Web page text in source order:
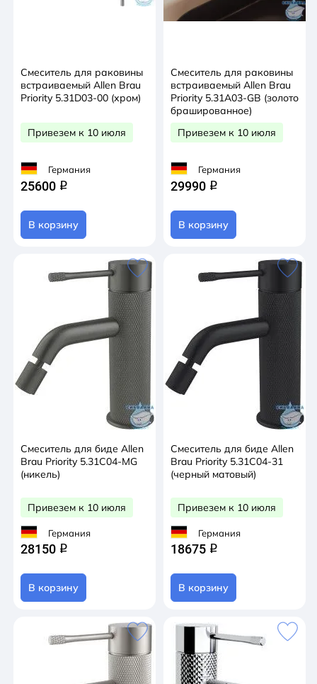
Смеситель для раковины
встраиваемый Allen Brau
Priority 5.31D03-00 (хром)
Привезем к 10 июля
Германия
25600 q
В корзину
Смеситель для раковины
встраиваемый Allen Brau
Priority 5.31A03-GB (золото
брашированное)
Привезем к 10 июля
Германия
29990 q
В корзину
Смеситель для биде Allen
Brau Priority 5.31С04-MG
(никель)
Привезем к 10 июля
Германия
28150 q
В корзину
Смеситель для биде Allen
Brau Priority 5.31С04-31
(черный матовый)
Привезем к 10 июля
Германия
18675 q
В корзину